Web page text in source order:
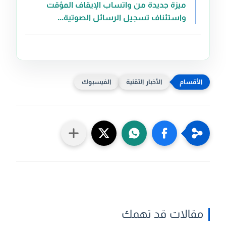
ميزة جديدة من واتساب الإيقاف المؤقت
واستئناف تسجيل الرسائل الصوتية...
الأخبار التقنية الفيسبوك
مقالات قد تهمك